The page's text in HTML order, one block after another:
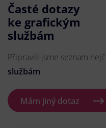
Časté dotazy
ke grafickým
službám
Připravili jsme seznam
službám.
Mám jiný dotaz